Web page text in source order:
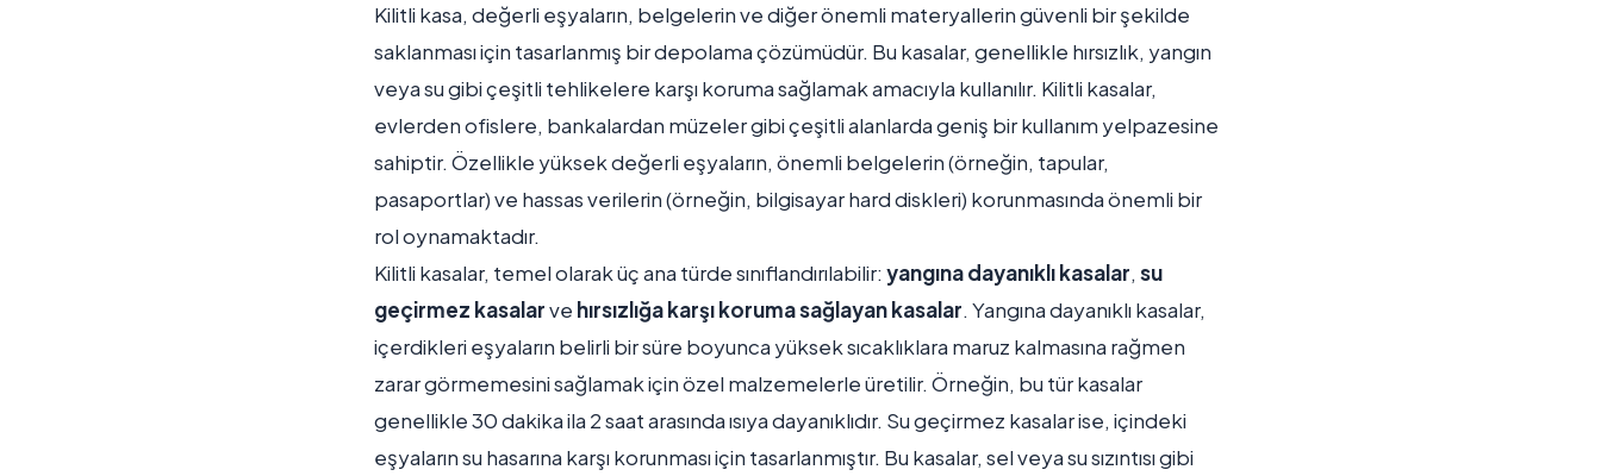
Kilitli kasa, değerli eşyaların, belgelerin ve diğer önemli materyallerin güvenli bir şekilde
saklanması için tasarlanmış bir depolama çözümüdür. Bu kasalar, genellikle hırsızlık, yangın
veya su gibi çeşitli tehlikelere karşı koruma sağlamak amacıyla kullanılır. Kilitli kasalar,
evlerden ofislere, bankalardan müzeler gibi çeşitli alanlarda geniş bir kullanım yelpazesine
sahiptir. Özellikle yüksek değerli eşyaların, önemli belgelerin (örneğin, tapular,
pasaportlar) ve hassas verilerin (örneğin, bilgisayar hard diskleri) korunmasında önemli bir
rol oynamaktadır.
Kilitli kasalar, temel olarak üç ana türde sınıflandırılabilir: yangına dayanıklı kasalar, su
geçirmez kasalarve hırsızlığa karşı koruma sağlayan kasalar. Yangına dayanıklı kasalar,
içerdikleri eşyaların belirli bir süre boyunca yüksek sıcaklıklara maruz kalmasına rağmen
zarar görmemesini sağlamak için özel malzemelerle üretilir. Örneğin, bu tür kasalar
genellikle 30 dakika ila 2 saat arasında ısıya dayanıklıdır. Su geçirmez kasalar ise, içindeki
eşyaların su hasarına karşı korunması için tasarlanmıştır. Bu kasalar, sel veya su sızıntısı gibi